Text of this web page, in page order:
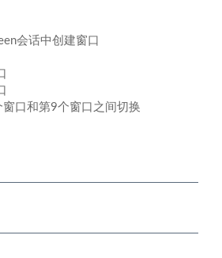
会话中创建窗口
口和第9个窗口之间切换